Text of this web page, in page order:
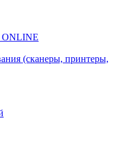
ONLINE
(сканеры, принтеры,